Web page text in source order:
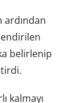
ardından
belirlenip
kalmayı